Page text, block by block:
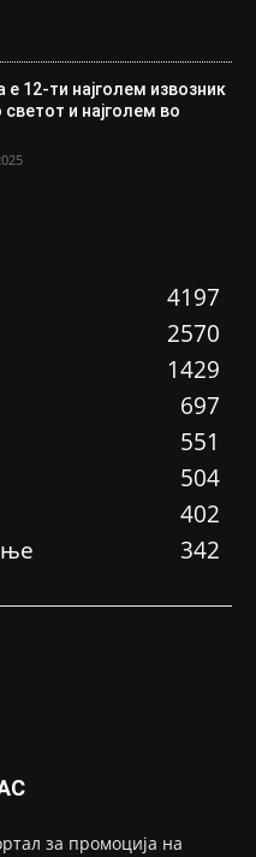
е 12-ти најголем извозник
светот и најголем во
4197
2570
1429
697
551
504
402
342
за промоција на